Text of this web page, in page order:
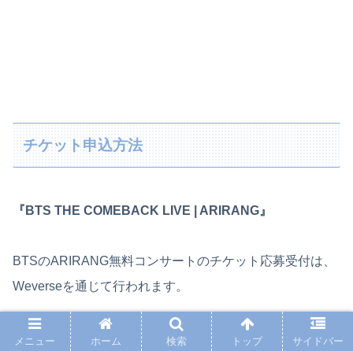
チケット申込方法
『BTS THE COMEBACK LIVE | ARIRANG』
BTSのARIRANG無料コンサートのチケット応募受付は、
Weverseを通じて行われます。
Weverseの応募イベントは、ARMY Membership会員であ
メニュー ホーム 検索 トップ サイドバー